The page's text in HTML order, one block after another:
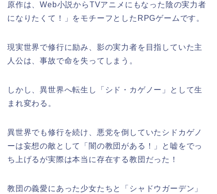
原作は、Web小説からTVアニメにもなった陰の実力者
になりたくて！」をモチーフとしたRPGゲームです。
現実世界で修行に励み、影の実力者を目指していた主
人公は、事故で命を失ってしまう。
しかし、異世界へ転生し「シド・カゲノー」として生
まれ変わる。
異世界でも修行を続け、悪党を倒していたシドカゲノ
ーは妄想の敵として「闇の教団がある！」と嘘をでっ
ち上げるが実際は本当に存在する教団だった！
教団の義愛にあった少女たちと「シャドウガーデン」